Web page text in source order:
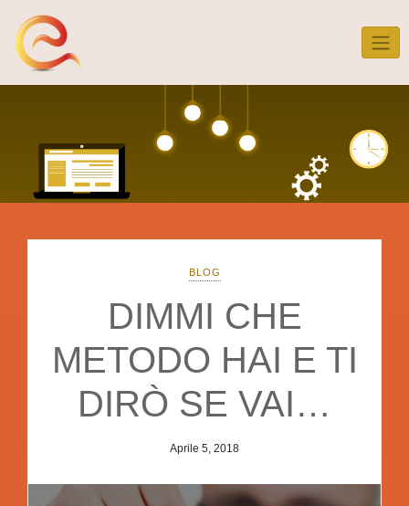
content
BLOG
DIMMI CHE
METODO HAI E TI
DIRÒ SE VAI…
Aprile 5, 2018